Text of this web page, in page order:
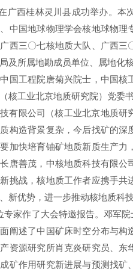
广西桂林灵川县成功举办。
中国地球物理学会核地球物
西三〇七核地质大队、广西
及所属地勘成员单位、属地化
国工程院唐菊兴院士，中国
核工业北京地质研究院）党委
有限公司（核工业北京地质
构造背景复杂，今后找矿的
加快培育铀矿地质新质生产
唐善茂，中核地质科技有限
挑战，核地质工作者应携手
新优势，进一步推动核地质科
专家作了大会特邀报告。邓军
阐述了中国矿床时空分布与
资源研究所肖克炎研究员、
矿作用研究新进展与预测找